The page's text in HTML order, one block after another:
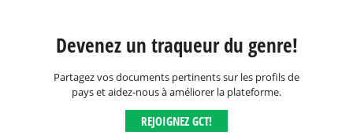
Devenez un traqueur du genre!
Partagez vos documents pertinents sur les profils de
pays et aidez-nous à améliorer la plateforme.
REJOIGNEZ GCT!